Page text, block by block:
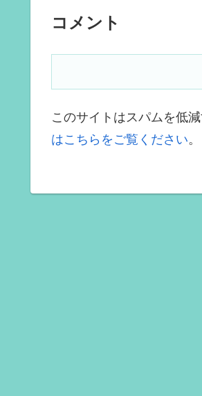
コメント
このサイトはスパムを低
はこちらをご覧ください。